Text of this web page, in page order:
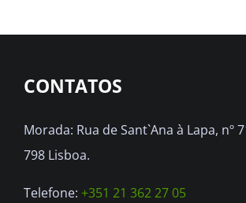
The
may
chosen
on
the
CONTATOS
Morada: Rua de Sant`Ana à Lapa, nº
798 Lisboa.
Telefone: +351 21 362 27 05